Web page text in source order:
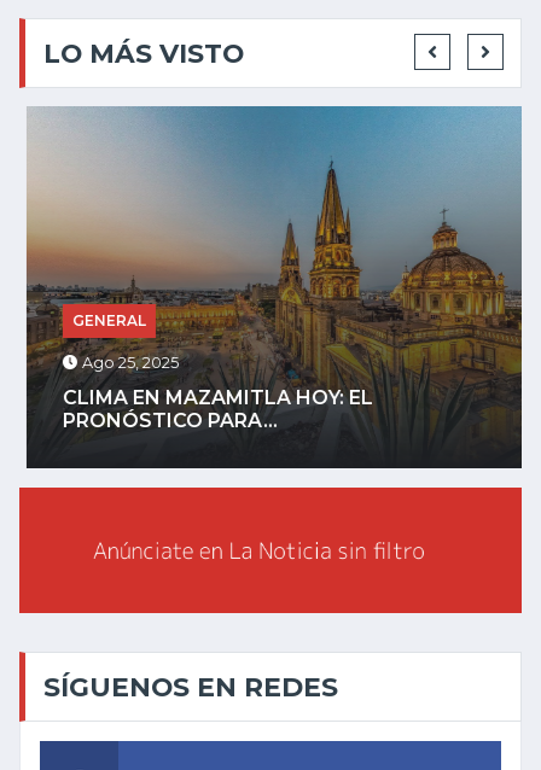
LO MÁS VISTO
GENERAL
Ago 25, 2025
CLIMA EN MAZAMITLA HOY: EL
PRONÓSTICO PARA...
SÍGUENOS EN REDES